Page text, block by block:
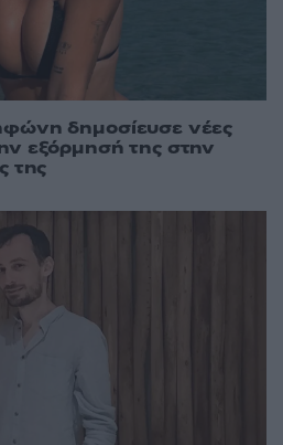
δημοσίευσε νέες
εξόρμησή της στην
της